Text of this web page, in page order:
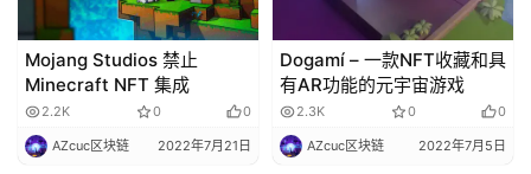
Mojang Studios 禁止
Minecraft NFT 集成
2.2K 0 0
AZcuc区块链 2022年7月21日
Dogamí – 一款NFT收藏和具
有AR功能的元宇宙游戏
2.3K 0 0
AZcuc区块链 2022年7月5日